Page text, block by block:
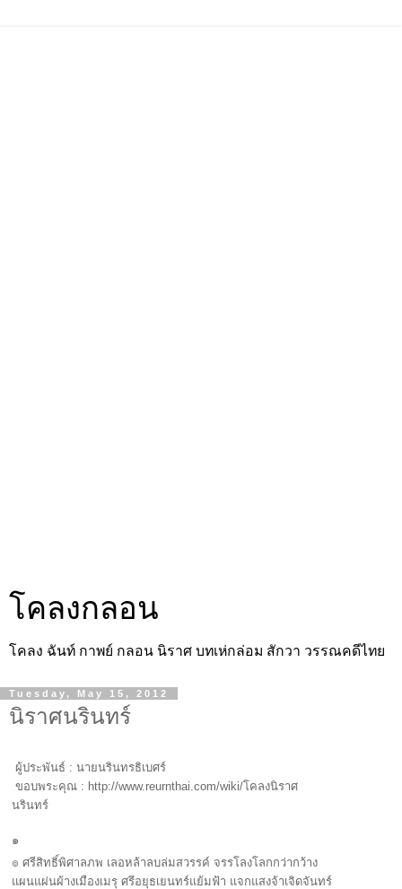
โคลงกลอน
โคลง ฉันท์ กาพย์ กลอน นิราศ บทเห่กล่อม สักวา วรรณคดีไทย
Tuesday, May 15, 2012
นิราศนรินทร์
ผู้ประพันธ์ : นายนรินทรธิเบศร์
ขอบพระคุณ : http://www.reurnthai.com/wiki/โคลงนิราศ
นรินทร์
๑
๏ ศรีสิทธิ์พิศาลภพ เลอหล้าลบล่มสวรรค์ จรรโลงโลกกว่ากว้าง
แผนแผ่นผ้างเมืองเมรุ ศรีอยุธเยนทร์แย้มฟ้า แจกแสงจ้าเจิดจันทร์